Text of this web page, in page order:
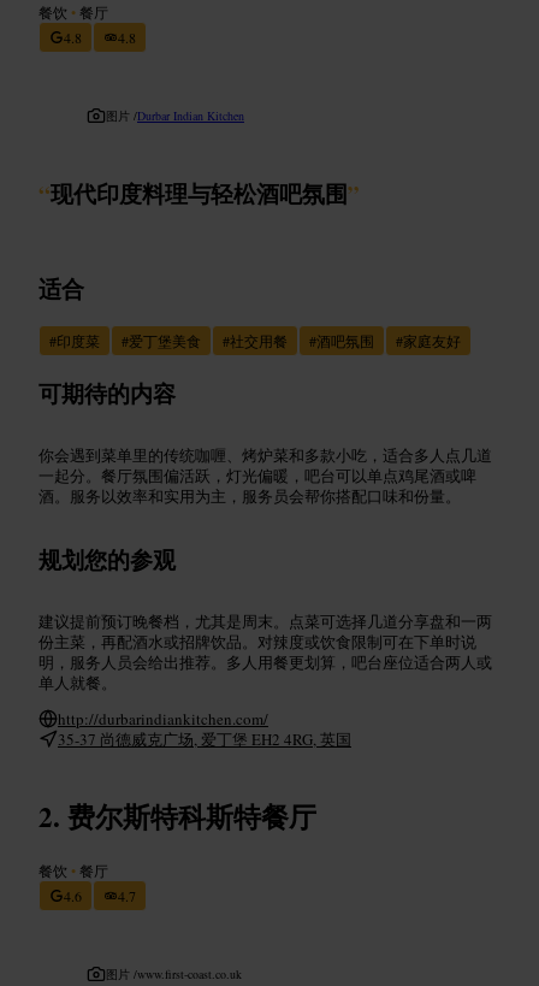
餐饮 •餐厅
4.8
4.8
图片 /Durbar Indian Kitchen
“现代印度料理与轻松酒吧氛围”
适合
#印度菜 #爱丁堡美食 #社交用餐 #酒吧氛围 #家庭友好
可期待的内容
你会遇到菜单里的传统咖喱、烤炉菜和多款小吃，适合多人点几道
一起分。餐厅氛围偏活跃，灯光偏暖，吧台可以单点鸡尾酒或啤
酒。服务以效率和实用为主，服务员会帮你搭配口味和份量。
规划您的参观
建议提前预订晚餐档，尤其是周末。点菜可选择几道分享盘和一两
份主菜，再配酒水或招牌饮品。对辣度或饮食限制可在下单时说
明，服务人员会给出推荐。多人用餐更划算，吧台座位适合两人或
单人就餐。
http://durbarindiankitchen.com/
35-37 尚德威克广场, 爱丁堡 EH2 4RG, 英国
费尔斯特科斯特餐厅
餐饮 •餐厅
4.6
4.7
图片 /www.first-coast.co.uk